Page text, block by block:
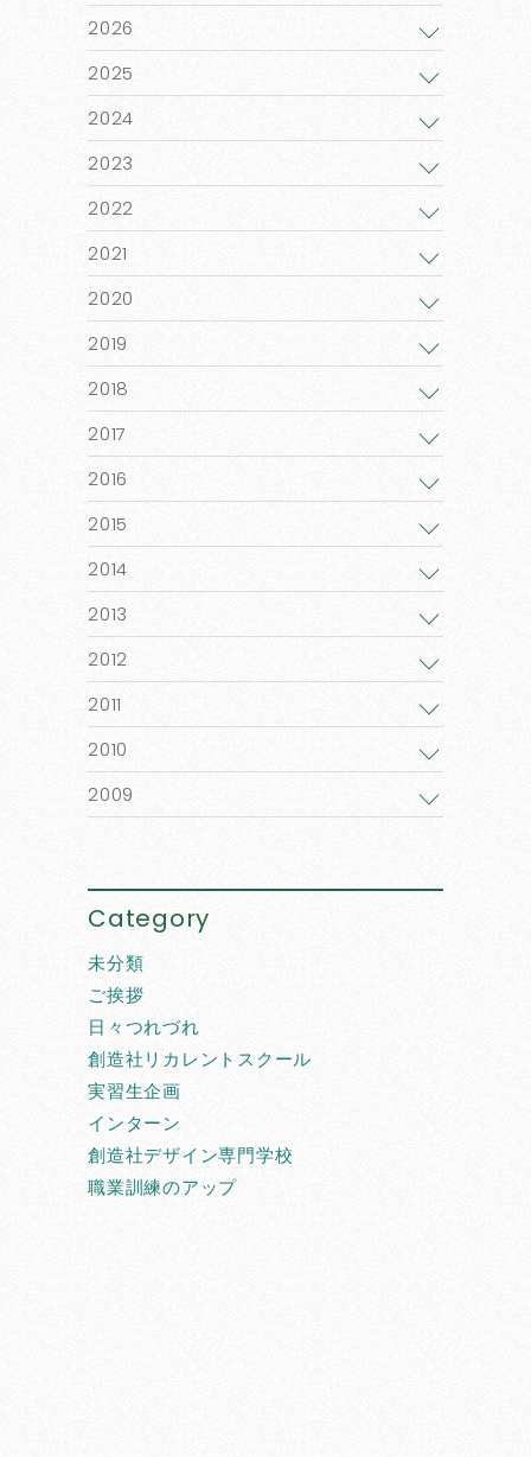
2026
2025
2024
2023
2022
2021
2020
2019
2018
2017
2016
2015
2014
2013
2012
2011
2010
2009
Category
未分類
ご挨拶
日々つれづれ
創造社リカレントスクール
実習生企画
インターン
創造社デザイン専門学校
職業訓練のアップ